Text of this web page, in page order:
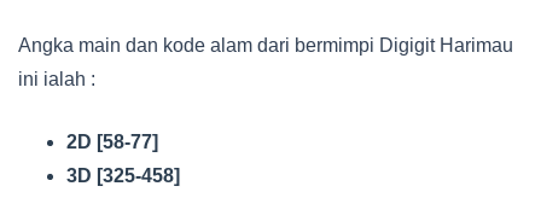
Angka main dan kode alam dari bermimpi Digigit Harimau
ini ialah :
2D [58-77]
3D [325-458]